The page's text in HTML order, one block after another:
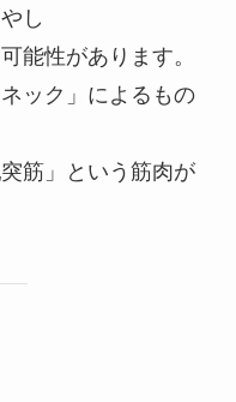
し
能性があります。
ック」によるもの
筋」という筋肉が